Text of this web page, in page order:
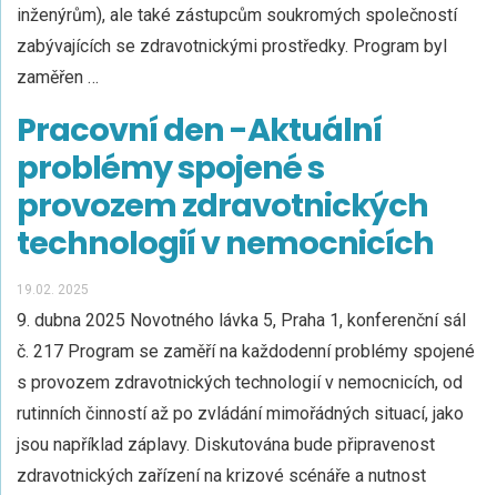
inženýrům), ale také zástupcům soukromých společností
zabývajících se zdravotnickými prostředky. Program byl
zaměřen …
Pracovní den -Aktuální
problémy spojené s
provozem zdravotnických
technologií v nemocnicích
19.02. 2025
9. dubna 2025 Novotného lávka 5, Praha 1, konferenční sál
č. 217 Program se zaměří na každodenní problémy spojené
s provozem zdravotnických technologií v nemocnicích, od
rutinních činností až po zvládání mimořádných situací, jako
jsou například záplavy. Diskutována bude připravenost
zdravotnických zařízení na krizové scénáře a nutnost